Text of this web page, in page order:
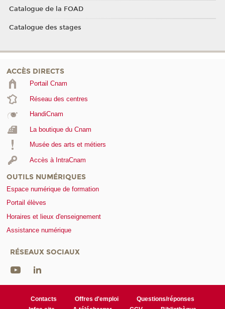
Catalogue de la FOAD
Catalogue des stages
ACCÈS DIRECTS
Portail Cnam
Réseau des centres
HandiCnam
La boutique du Cnam
Musée des arts et métiers
Accès à IntraCnam
OUTILS NUMÉRIQUES
Espace numérique de formation
Portail élèves
Horaires et lieux d'enseignement
Assistance numérique
RÉSEAUX SOCIAUX
Contacts Offres d'emploi
Questions/réponses